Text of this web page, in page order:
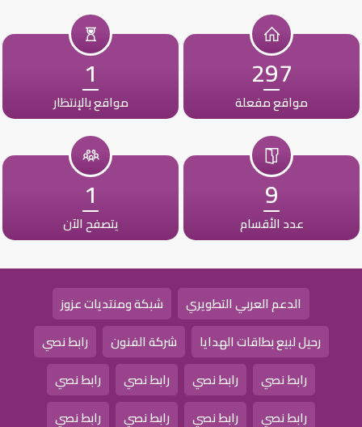
297
مواقع مفعلة
1
مواقع بالإنتظار
9
عدد الأقسام
1
يتصفح الآن
الدعم العربي التطويري
شبكة ومنتديات عزوز
رحيل لبيع بطاقات الهدايا
شركة الفنون
رابط نصي
رابط نصي
رابط نصي رابط نصي
رابط نصي
رابط نصي
رابط نصي رابط نصي رابط نصي